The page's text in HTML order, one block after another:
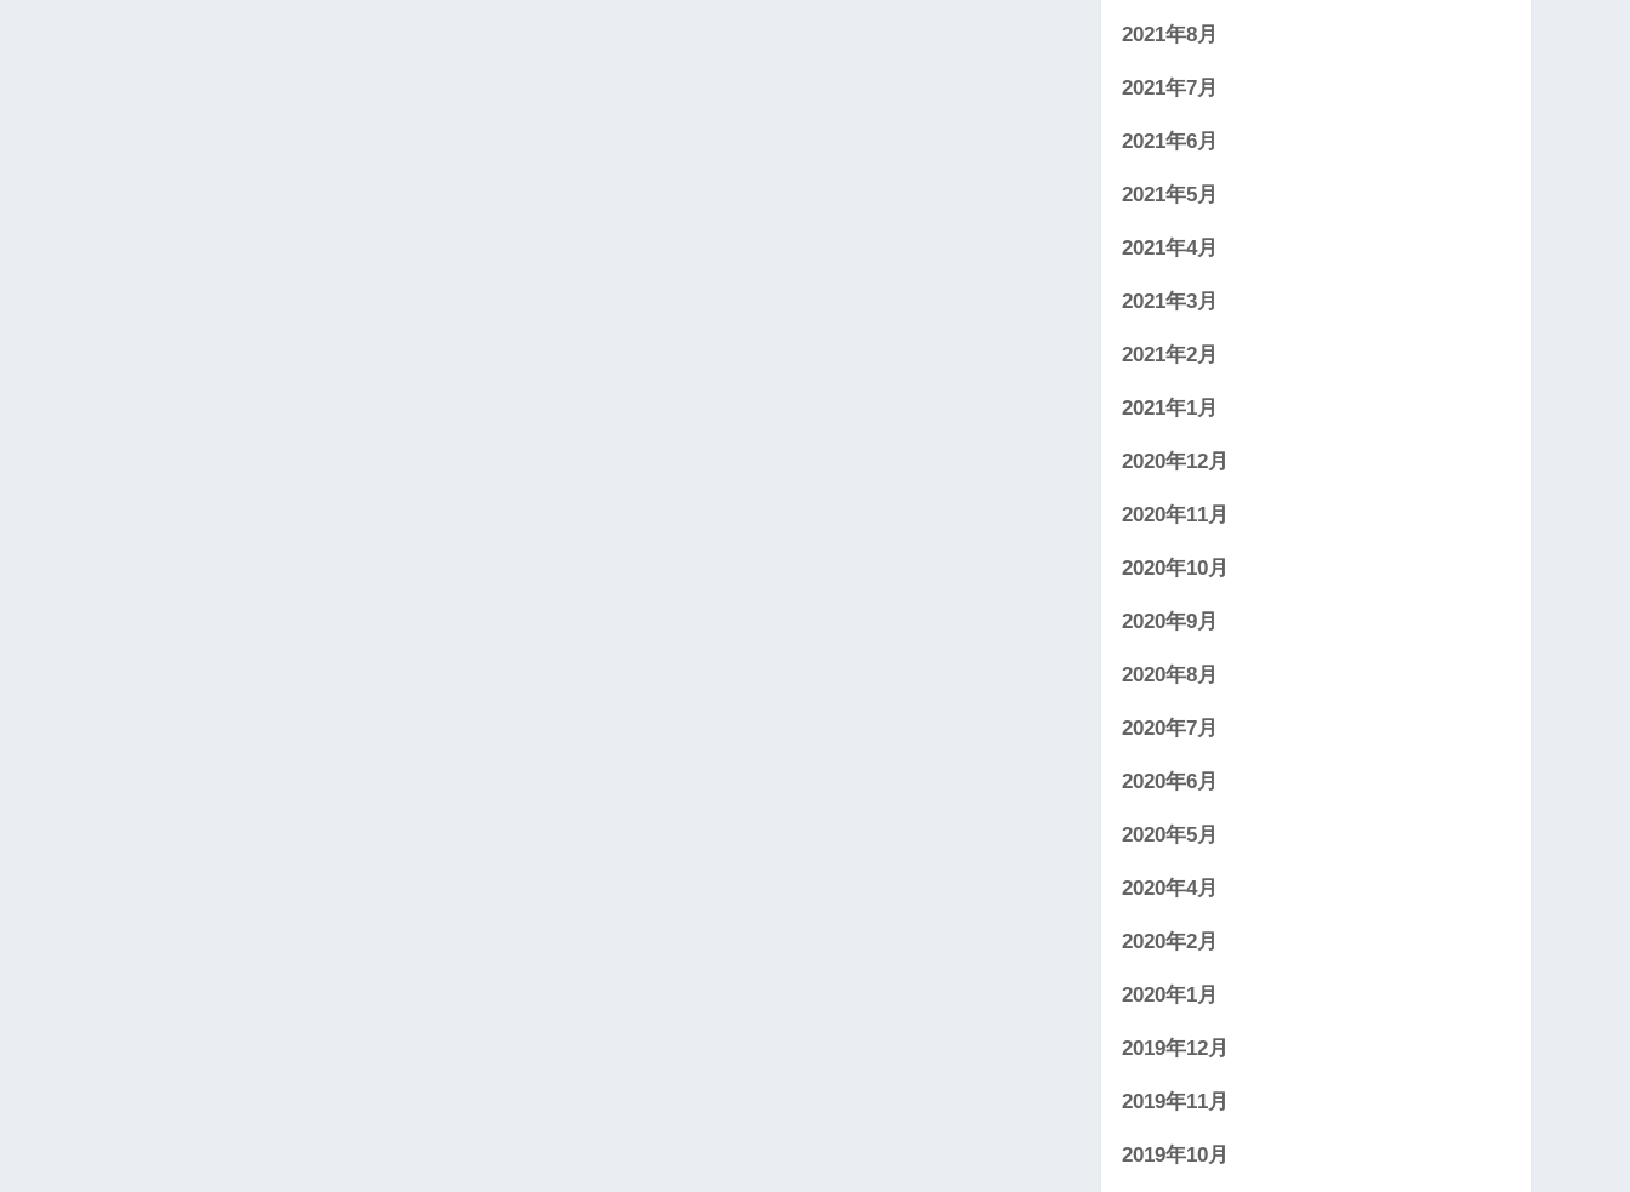
2021年8月
2021年7月
2021年6月
2021年5月
2021年4月
2021年3月
2021年2月
2021年1月
2020年12月
2020年11月
2020年10月
2020年9月
2020年8月
2020年7月
2020年6月
2020年5月
2020年4月
2020年2月
2020年1月
2019年12月
2019年11月
2019年10月